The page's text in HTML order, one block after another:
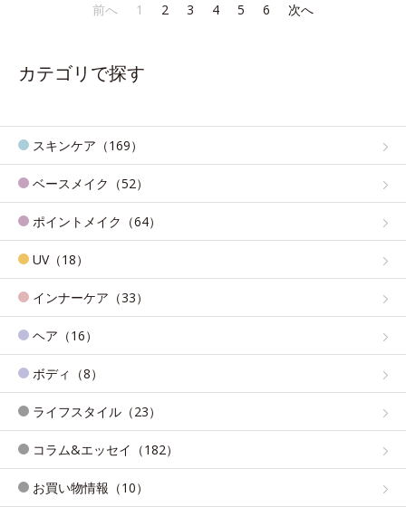
前へ 1 2 3 4 5 6 次へ
カテゴリで探す
スキンケア（169）
ベースメイク（52）
ポイントメイク（64）
UV（18）
インナーケア（33）
ヘア（16）
ボディ（8）
ライフスタイル（23）
コラム&エッセイ（182）
お買い物情報（10）